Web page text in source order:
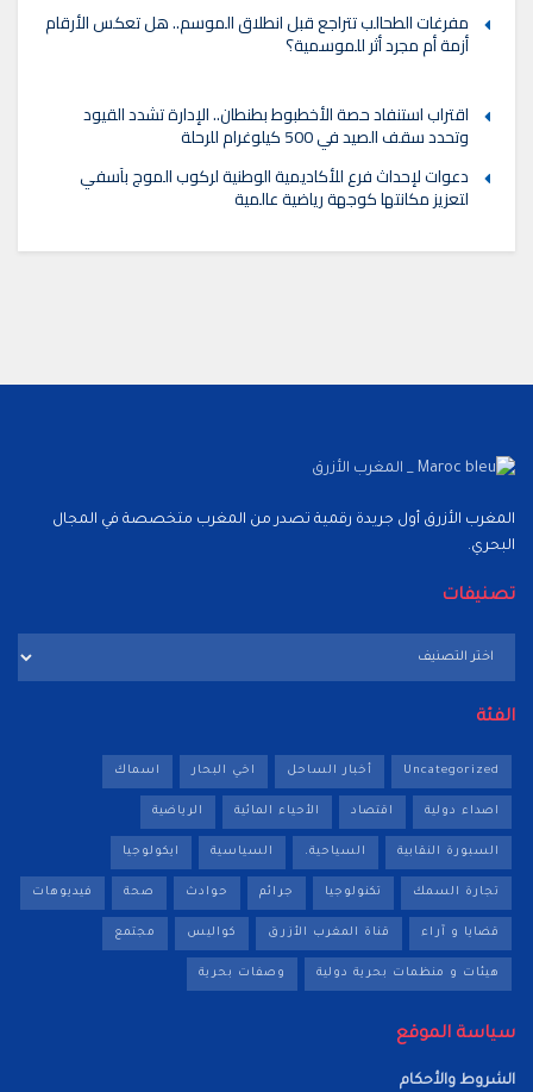
مفرغات الطحالب تتراجع قبل انطلاق الموسم.. هل تعكس الأرقام
أزمة أم مجرد أثر للموسمية؟
اقتراب استنفاد حصة الأخطبوط بطنطان.. الإدارة تشدد القيود
وتحدد سقف الصيد في 500 كيلوغرام للرحلة
دعوات لإحداث فرع للأكاديمية الوطنية لركوب الموج بآسفي
لتعزيز مكانتها كوجهة رياضية عالمية
المغرب الأزرق أول جريدة رقمية تصدر من المغرب متخصصة في المجال
البحري.
تصنيفات
تصنيفات
الفئة
Uncategorized أخبار الساحل اخي البحار اسماك
اصداء دولية اقتصاد الأحياء المائية الرياضية
السبورة النقابية السياحية. السياسية ايكولوجيا
تجارة السمك تكنولوجيا جرائم حوادث صحة فيديوهات
قضايا و آراء قناة المغرب الأزرق كواليس مجتمع
هيئات و منظمات بحرية دولية وصفات بحرية
سياسة الموقع
الشروط والأحكام